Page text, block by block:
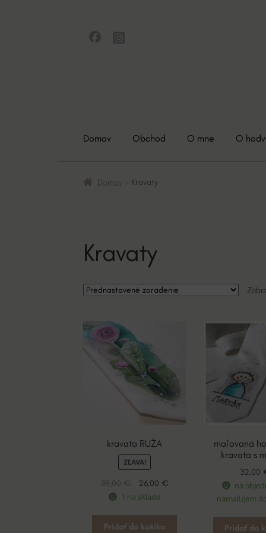
Domov Obchod O mne O
Domov Kravaty
Kravaty
kravata RUŽA
ZĽAVA!
35,00€
Pôvodná
cena
35,00 €.
26,00 €Aktuálna
1 na sklade
Pridať do košíka
maľovaná
kravata s
32,00
na
namaľujem
Pridať do